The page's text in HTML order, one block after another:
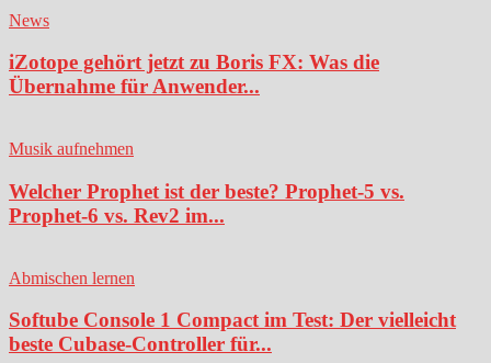
News
iZotope gehört jetzt zu Boris FX: Was die
Übernahme für Anwender...
Musik aufnehmen
Welcher Prophet ist der beste? Prophet-5 vs.
Prophet-6 vs. Rev2 im...
Abmischen lernen
Softube Console 1 Compact im Test: Der vielleicht
beste Cubase-Controller für...